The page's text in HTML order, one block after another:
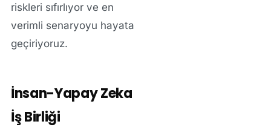
riskleri sıfırlıyor ve en
verimli senaryoyu hayata
geçiriyoruz.
İnsan-Yapay Zeka
İş Birliği